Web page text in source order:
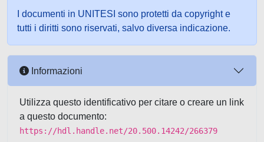
I documenti in UNITESI sono protetti da copyright e
tutti i diritti sono riservati, salvo diversa indicazione.
Informazioni
Utilizza questo identificativo per citare o creare un link
a questo documento:
https://hdl.handle.net/20.500.14242/266379